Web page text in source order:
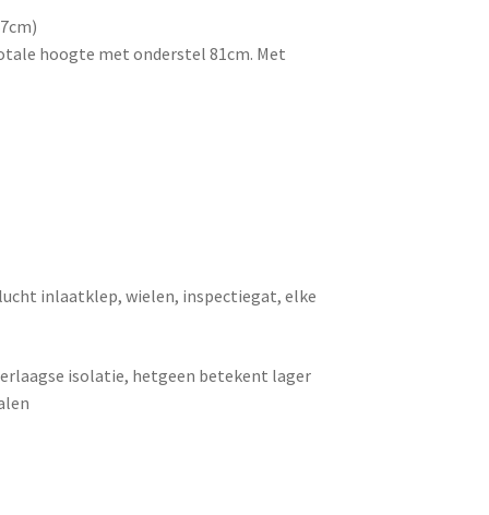
hoogte met onderstel 81cm. Met
inlaatklep, wielen, inspectiegat, elke
isolatie, hetgeen betekent lager